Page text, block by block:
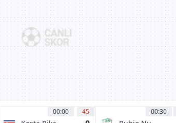
00:00 45 00:30